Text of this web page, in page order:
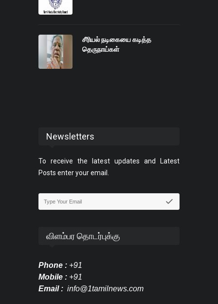
சீரியல் நடிகையை கடித்த
தெருநாய்கள்
Newsletters
To receive the latest updates and Latest
Posts enter your email.
விளம்பர தொடர்புக்கு
Phone : +91
Mobile : +91
Email : info@1tamilnews.com